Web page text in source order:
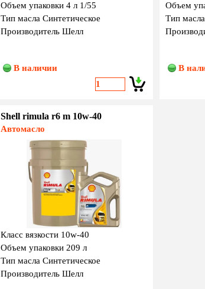
Объем упаковки 4 л 1/55
Тип масла Синтетическое
Производитель Шелл
В наличии
Объем
Тип
В
Shell rimula r6 m 10w-40
Автомасло
Класс вязкости 10w-40
Объем упаковки 209 л
Тип масла Cинтетическое
Производитель Шелл